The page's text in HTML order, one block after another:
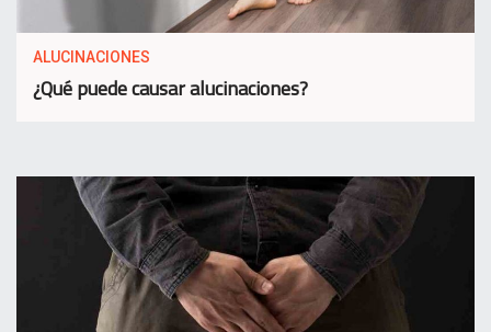
ALUCINACIONES
¿Qué puede causar alucinaciones?